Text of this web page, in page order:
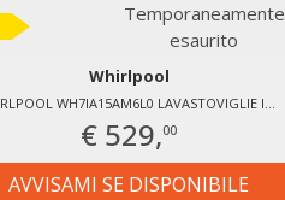
Temporaneamente
esaurito
Whirlpool
WHIRLPOOL WH7IA15AM6L0 LAVASTOVIGLIE INCASSO 15 COPERTI
€ 529,00
AVVISAMI SE DISPONIBILE